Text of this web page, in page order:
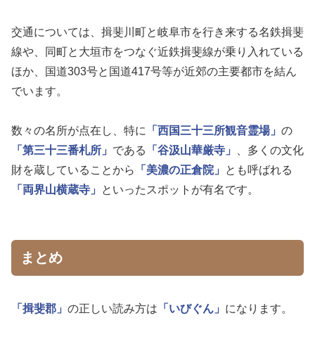
交通については、揖斐川町と岐阜市を行き来する名鉄揖斐
線や、同町と大垣市をつなぐ近鉄揖斐線が乗り入れている
ほか、国道303号と国道417号等が近郊の主要都市を結ん
でいます。
数々の名所が点在し、特に 「西国三十三所観音霊場」 の
「第三十三番札所」 である 「谷汲山華厳寺」
、多くの文化
財を蔵していることから
「美濃の正倉院」
とも呼ばれる
「両界山横蔵寺」
といったスポットが有名です。
まとめ
「揖斐郡」 の正しい読み方は 「いびぐん」 になります。